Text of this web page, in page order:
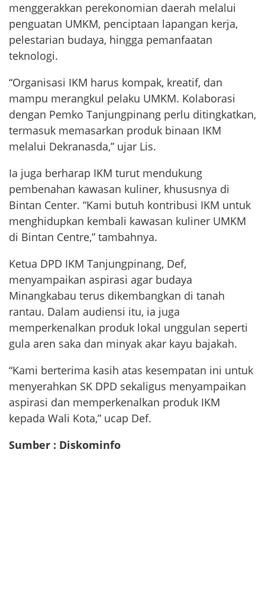
menggerakkan perekonomian daerah melalui
penguatan UMKM, penciptaan lapangan kerja,
pelestarian budaya, hingga pemanfaatan
teknologi.
“Organisasi IKM harus kompak, kreatif, dan
mampu merangkul pelaku UMKM. Kolaborasi
dengan Pemko Tanjungpinang perlu ditingkatkan,
termasuk memasarkan produk binaan IKM
melalui Dekranasda,” ujar Lis.
Ia juga berharap IKM turut mendukung
pembenahan kawasan kuliner, khususnya di
Bintan Center. “Kami butuh kontribusi IKM untuk
menghidupkan kembali kawasan kuliner UMKM
di Bintan Centre,” tambahnya.
Ketua DPD IKM Tanjungpinang, Def,
menyampaikan aspirasi agar budaya
Minangkabau terus dikembangkan di tanah
rantau. Dalam audiensi itu, ia juga
memperkenalkan produk lokal unggulan seperti
gula aren saka dan minyak akar kayu bajakah.
“Kami berterima kasih atas kesempatan ini untuk
menyerahkan SK DPD sekaligus menyampaikan
aspirasi dan memperkenalkan produk IKM
kepada Wali Kota,” ucap Def.
Sumber : Diskominfo